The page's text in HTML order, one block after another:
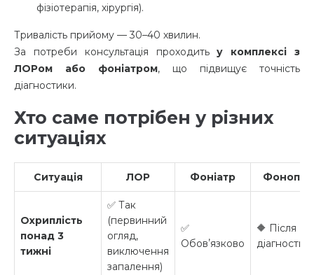
фізіотерапія, хірургія).
Тривалість прийому — 30–40 хвилин.
За потреби консультація проходитьу комплексі з
ЛОРом або фоніатром, що підвищує точність
діагностики.
Хто саме потрібен у різних
ситуаціях
Ситуація ЛОР Фоніатр Фонопед
Охриплість
понад 3
тижні
✅ Так
(первинний
огляд,
виключення
запалення)
✅
Обовʼязково
🔶 Після